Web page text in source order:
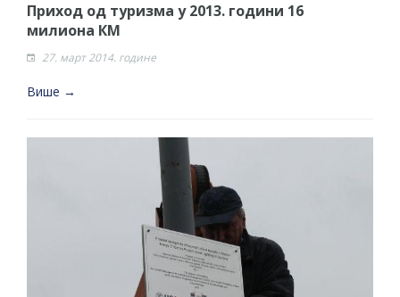
Приход од туризма у 2013. години 16
милиона КМ
27. март 2014. године
Више →